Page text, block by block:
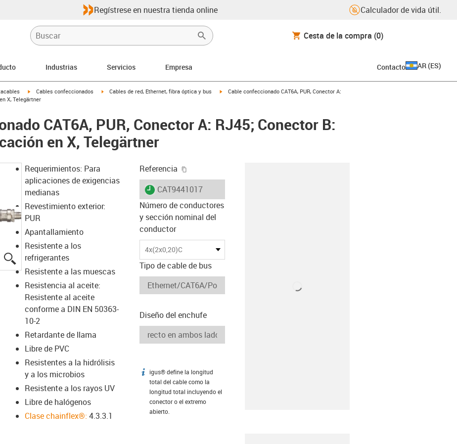
Regístrese en nuestra tienda online Calculador de vida útil.
Cesta de la compra (0)
Industrias Servicios Empresa Contacto AR (ES)
igus-icon-arrow-right
Cables confeccionados igus-icon-arrow-right
Cables de red, Ethernet, fibra óptica y bus igus-icon-arrow-right
Cable confeccionado CAT6A, PUR, Conector A:
X, Telegärtner
CAT6A, PUR, Conector A: RJ45; Conector B:
en X, Telegärtner
igus-icon-lupe
Requerimientos: Para
aplicaciones de exigencias
medianas
Revestimiento exterior:
PUR
Apantallamiento
Resistente a los
refrigerantes
Resistente a las muescas
Resistencia al aceite:
Resistente al aceite
conforme a DIN EN 50363-
10-2
Retardante de llama
Libre de PVC
Resistentes a la hidrólisis
y a los microbios
Resistente a los rayos UV
Libre de halógenos
Clase chainflex®: 4.3.3.1
Referencia
igus-icon-lieferzeit
CAT9441017
Número de conductores
y sección nominal del
conductor
4x(2x0,20)C
Tipo de cable de bus
Diseño del enchufe
igus-icon-info
igus® define la longitud
total del cable como la
longitud total incluyendo el
conector o el extremo
abierto.